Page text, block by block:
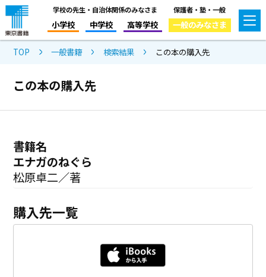
学校の先生・自治体関係のみなさま
小学校 中学校 高等学校
保護者・塾・一般
一般のみなさま
TOP 一般書籍 検索結果 この本の購入先
この本の購入先
書籍名
エナガのねぐら
松原卓二／著
購入先一覧